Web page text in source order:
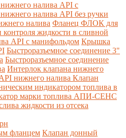
налива API с
налива API без ручки
налива Фланец ФЛОК для
контроля жидкости в сливной
API с манифольдом Крышка
Быстроразъемное соединение 3"
Быстроразъемное соединение
Интерлок клапана нижнего
нижнего налива Клапан
индикатором топлива в
марки топлива АПИ-СЕНС
жидкости из отсека
фланцем Клапан донный